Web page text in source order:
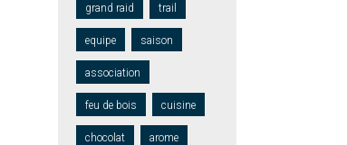
grand raid trail
equipe saison
association
feu de bois cuisine
chocolat arome